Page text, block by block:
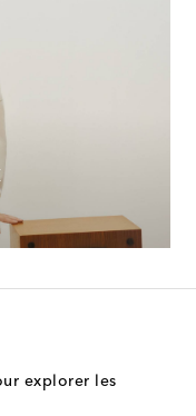
explorer les